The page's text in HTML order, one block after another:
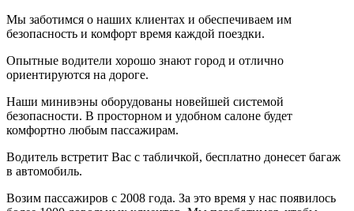
Мы заботимся о наших клиентах и обеспечиваем им
безопасность и комфорт время каждой поездки.
Опытные водители хорошо знают город и отлично
ориентируются на дороге.
Наши минивэны оборудованы новейшей системой
безопасности. В просторном и удобном салоне будет
комфортно любым пассажирам.
Водитель встретит Вас с табличкой, бесплатно донесет багаж
в автомобиль.
Возим пассажиров с 2008 года. За это время у нас появилось